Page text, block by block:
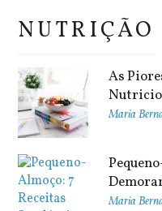
NUTRIÇÃO
As
Maria
Maria